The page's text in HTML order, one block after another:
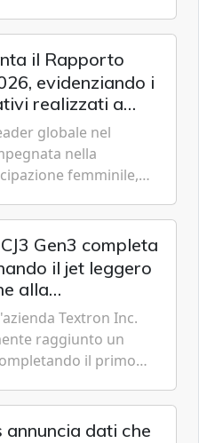
il Rapporto
evidenziando i
realizzati a
sociale,
globale nel
nella
femminile,
il jet leggero
alla
Textron Inc.
raggiunto un
il primo